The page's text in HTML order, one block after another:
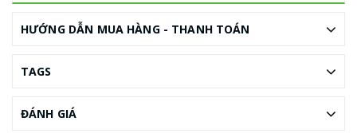
HƯỚNG DẪN MUA HÀNG - THANH TOÁN
TAGS
ĐÁNH GIÁ